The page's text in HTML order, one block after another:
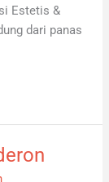
Estetis &
dari panas